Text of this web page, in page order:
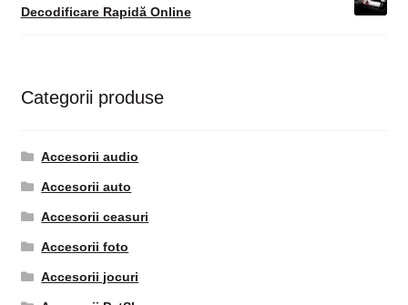
Decodificare Rapidă Online
Categorii produse
Accesorii audio
Accesorii auto
Accesorii ceasuri
Accesorii foto
Accesorii jocuri